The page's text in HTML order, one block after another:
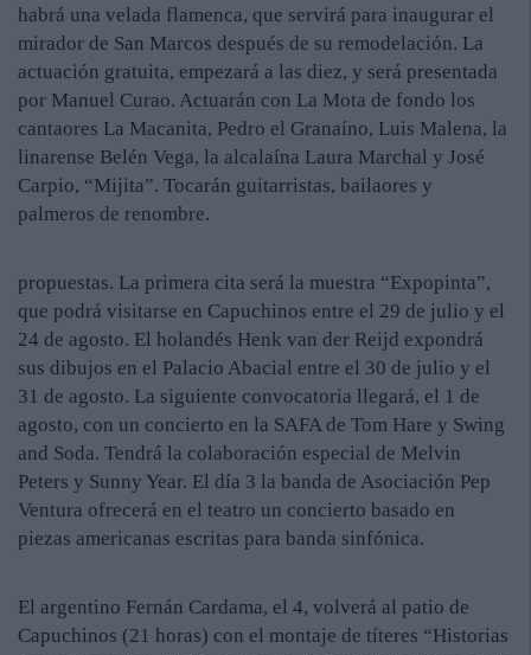
habrá una velada flamenca, que servirá para inaugurar el
mirador de San Marcos después de su remodelación. La
actuación gratuita, empezará a las diez, y será presentada
por Manuel Curao. Actuarán con La Mota de fondo los
cantaores La Macanita, Pedro el Granaíno, Luis Malena, la
linarense Belén Vega, la alcalaína Laura Marchal y José
Carpio, “Mijita”. Tocarán guitarristas, bailaores y
palmeros de renombre.
propuestas. La primera cita será la muestra “Expopinta”,
que podrá visitarse en Capuchinos entre el 29 de julio y el
24 de agosto. El holandés Henk van der Reijd expondrá
sus dibujos en el Palacio Abacial entre el 30 de julio y el
31 de agosto. La siguiente convocatoria llegará, el 1 de
agosto, con un concierto en la SAFA de Tom Hare y Swing
and Soda. Tendrá la colaboración especial de Melvin
Peters y Sunny Year. El día 3 la banda de Asociación Pep
Ventura ofrecerá en el teatro un concierto basado en
piezas americanas escritas para banda sinfónica.
El argentino Fernán Cardama, el 4, volverá al patio de
Capuchinos (21 horas) con el montaje de títeres “Historias